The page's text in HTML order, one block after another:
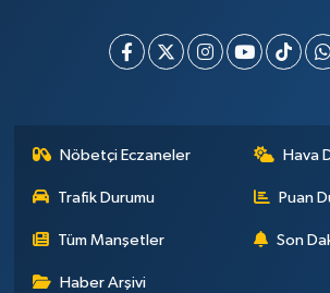
Nöbetçi Eczaneler Hava
Trafik Durumu Puan
Tüm Manşetler Son
Haber Arşivi